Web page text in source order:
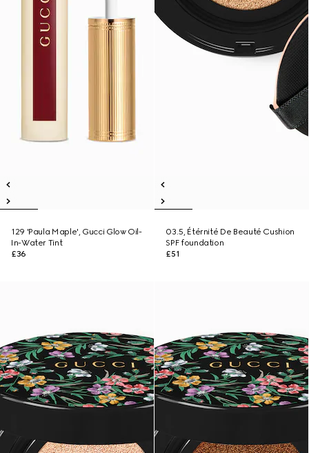
129 'Paula Maple', Gucci Glow Oil-
In-Water Tint
£36
03.5, Étérnité De Beauté Cushion
SPF foundation
£51